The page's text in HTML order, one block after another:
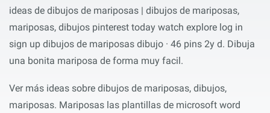
ideas de dibujos de mariposas | dibujos de mariposas,
mariposas, dibujos pinterest today watch explore log in
sign up dibujos de mariposas dibujo · 46 pins 2y d. Dibuja
una bonita mariposa de forma muy facil.
Ver más ideas sobre dibujos de mariposas, dibujos,
mariposas. Mariposas las plantillas de microsoft word